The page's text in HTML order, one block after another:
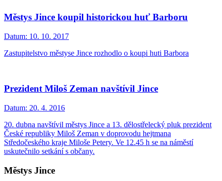
Městys Jince koupil historickou huť Barboru
Datum: 10. 10. 2017
Zastupitelstvo městyse Jince rozhodlo o koupi huti Barbora
Prezident Miloš Zeman navštívil Jince
Datum: 20. 4. 2016
20. dubna navštívil městys Jince a 13. dělostřelecký pluk prezident
České republiky Miloš Zeman v doprovodu hejtmana
Středočeského kraje Miloše Petery. Ve 12.45 h se na náměstí
uskutečnilo setkání s občany.
Městys Jince